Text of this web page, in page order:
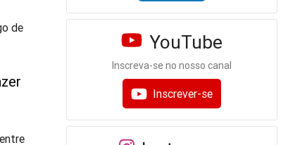
de
YouTube
Inscreva-se no nosso canal
Inscrever-se